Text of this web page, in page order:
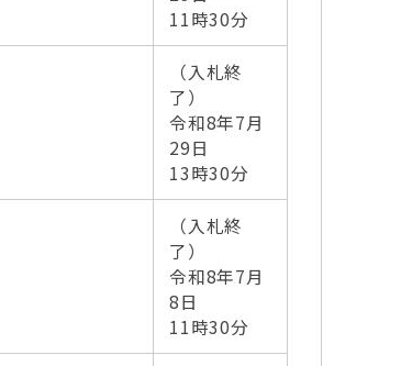
11時30分
（入札終
了）
令和8年7月
29日
13時30分
（入札終
了）
令和8年7月
8日
11時30分